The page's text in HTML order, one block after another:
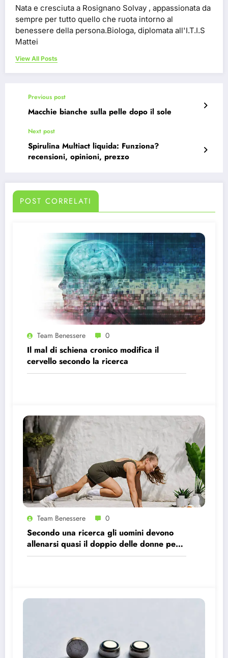
Nata e cresciuta a Rosignano Solvay , appassionata da
sempre per tutto quello che ruota intorno al
benessere della persona.Biologa, diplomata all'I.T.I.S
Mattei
View All Posts
Previous post
Macchie bianche sulla pelle dopo il sole
Next post
Spirulina Multiact liquida: Funziona?
recensioni, opinioni, prezzo
POST CORRELATI
Team Benessere 0
Il mal di schiena cronico modifica il
cervello secondo la ricerca
Team Benessere 0
Secondo una ricerca gli uomini devono
allenarsi quasi il doppio delle donne per
avere gli stessi effetti benefici sul cuore